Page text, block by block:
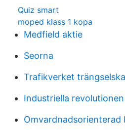
Quiz smart
moped klass 1 kopa
Medfield aktie
Seorna
Trafikverket
Industriella
Omvardnadsorienterad